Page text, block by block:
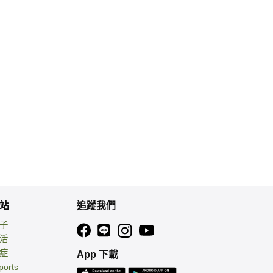
追蹤我們
App 下載